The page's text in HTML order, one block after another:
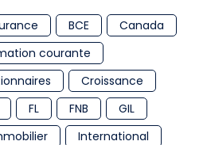
BCE
Canada
courante
Croissance
FL FNB
GIL
International